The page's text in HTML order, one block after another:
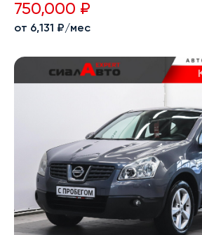
750,000 ₽
от 6,131 ₽/мес